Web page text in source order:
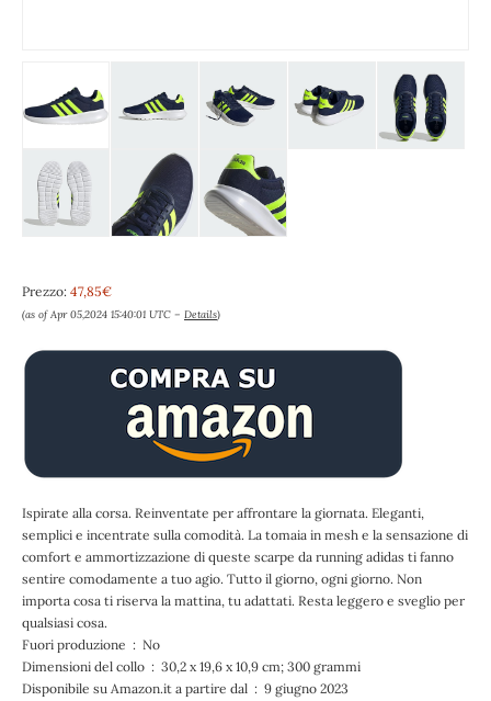
Prezzo: 47,85€
(as of Apr 05,2024 15:40:01 UTC – Details)
Ispirate alla corsa. Reinventate per affrontare la giornata. Eleganti,
semplici e incentrate sulla comodità. La tomaia in mesh e la sensazione di
comfort e ammortizzazione di queste scarpe da running adidas ti fanno
sentire comodamente a tuo agio. Tutto il giorno, ogni giorno. Non
importa cosa ti riserva la mattina, tu adattati. Resta leggero e sveglio per
qualsiasi cosa.
Fuori produzione ‏ : ‎ No
Dimensioni del collo ‏ : ‎ 30,2 x 19,6 x 10,9 cm; 300 grammi
Disponibile su Amazon.it a partire dal ‏ : ‎ 9 giugno 2023